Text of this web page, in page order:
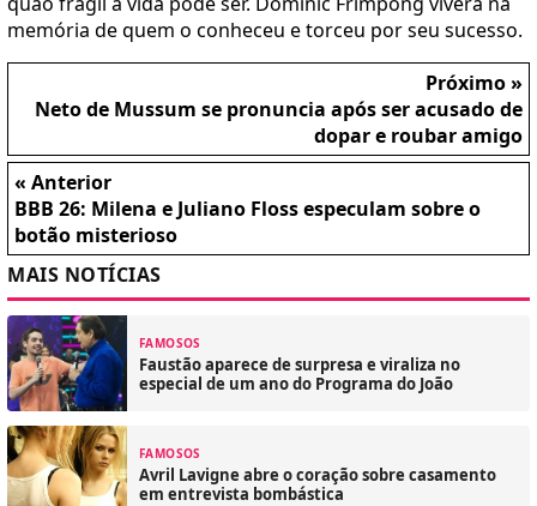
memória de quem o conheceu e torceu por seu sucesso.
Próximo »
Neto de Mussum se pronuncia após ser acusado de
dopar e roubar amigo
« Anterior
BBB 26: Milena e Juliano Floss especulam sobre o
botão misterioso
MAIS NOTÍCIAS
FAMOSOS
Faustão aparece de surpresa e viraliza no
especial de um ano do Programa do João
FAMOSOS
Avril Lavigne abre o coração sobre casamento
em entrevista bombástica